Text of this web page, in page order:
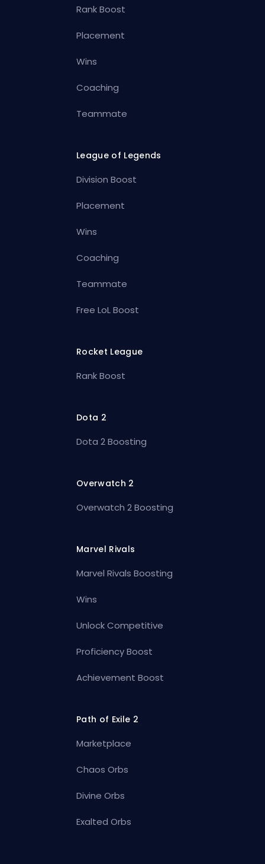
Rank Boost
Placement
Wins
Coaching
Teammate
League of Legends
Division Boost
Placement
Wins
Coaching
Teammate
Free LoL Boost
Rocket League
Rank Boost
Dota 2
Dota 2 Boosting
Overwatch 2
Overwatch 2 Boosting
Marvel Rivals
Marvel Rivals Boosting
Wins
Unlock Competitive
Proficiency Boost
Achievement Boost
Path of Exile 2
Marketplace
Chaos Orbs
Divine Orbs
Exalted Orbs